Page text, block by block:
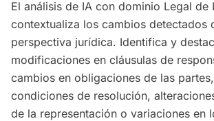
El análisis de IA con dominio Legal de
contextualiza los cambios detectados
perspectiva jurídica. Identifica y
modificaciones en cláusulas de
cambios en obligaciones de las
condiciones de resolución,
de la representación o variaciones en